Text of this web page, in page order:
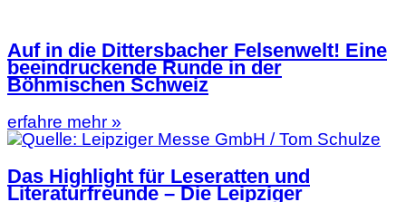
Auf in die Dittersbacher Felsenwelt! Eine
beeindruckende Runde in der
Böhmischen Schweiz
erfahre mehr »
Das Highlight für Leseratten und
Literaturfreunde – Die Leipziger